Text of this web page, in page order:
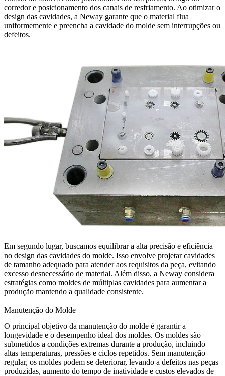
corredor e posicionamento dos canais de resfriamento. Ao otimizar o
design das cavidades, a Neway garante que o material flua
uniformemente e preencha a cavidade do molde sem interrupções ou
defeitos.
Em segundo lugar, buscamos equilibrar a alta precisão e eficiência
no design das cavidades do molde. Isso envolve projetar cavidades
de tamanho adequado para atender aos requisitos da peça, evitando
excesso desnecessário de material. Além disso, a Neway considera
estratégias como moldes de múltiplas cavidades para aumentar a
produção mantendo a qualidade consistente.
Manutenção do Molde
O principal objetivo da manutenção do molde é garantir a
longevidade e o desempenho ideal dos moldes. Os moldes são
submetidos a condições extremas durante a produção, incluindo
altas temperaturas, pressões e ciclos repetidos. Sem manutenção
regular, os moldes podem se deteriorar, levando a defeitos nas peças
produzidas, aumento do tempo de inatividade e custos elevados de